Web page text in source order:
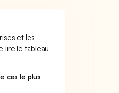
et les
lire le tableau
cas le plus